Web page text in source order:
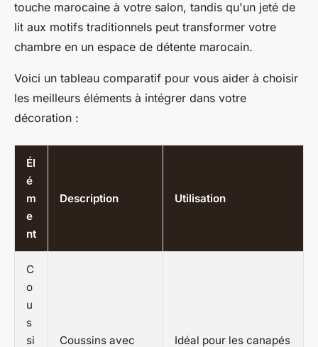
touche marocaine à votre salon, tandis qu'un jeté de
lit aux motifs traditionnels peut transformer votre
chambre en un espace de détente marocain.
Voici un tableau comparatif pour vous aider à choisir
les meilleurs éléments à intégrer dans votre
décoration :
Él
é
m
e
nt
Description Utilisation
C
o
u
s
si
Coussins avec
Idéal pour les canapés